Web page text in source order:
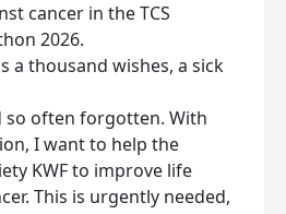
cancer in the TCS
2026.
a thousand wishes, a sick
so often forgotten. With
I want to help the
KWF to improve life
This is urgently needed,